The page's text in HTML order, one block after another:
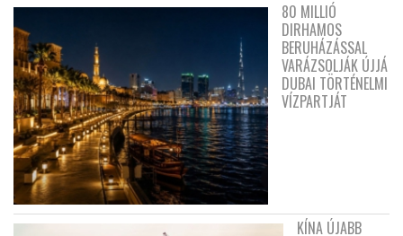
80 MILLIÓ
DIRHAMOS
BERUHÁZÁSSAL
VARÁZSOLJÁK ÚJJÁ
DUBAI TÖRTÉNELMI
VÍZPARTJÁT
KÍNA ÚJABB